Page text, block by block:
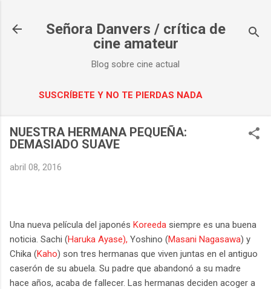
Señora Danvers / crítica de
cine amateur
Blog sobre cine actual
SUSCRÍBETE Y NO TE PIERDAS NADA
NUESTRA HERMANA PEQUEÑA:
DEMASIADO SUAVE
abril 08, 2016
Una nueva película del japonés Koreeda siempre es una buena
noticia. Sachi (Haruka Ayase), Yoshino (Masani Nagasawa) y
Chika (Kaho) son tres hermanas que viven juntas en el antiguo
caserón de su abuela. Su padre que abandonó a su madre
hace años, acaba de fallecer. Las hermanas deciden acoger a